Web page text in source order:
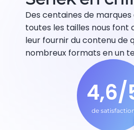
Des centaines de
toutes les tailles nous font
leur fournir du contenu de
nombreux formats en un
4,6/
de